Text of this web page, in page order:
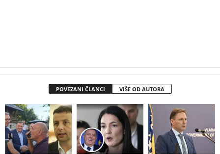
POVEZANI ČLANCI VIŠE OD AUTORA